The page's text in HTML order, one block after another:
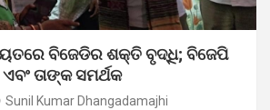
ବିଜେଡିର ଶକ୍ତି ବୃଦ୍ଧି; ବିଜେପି
ତାଙ୍କ ସମର୍ଥକ
Sunil Kumar Dhangadamajhi